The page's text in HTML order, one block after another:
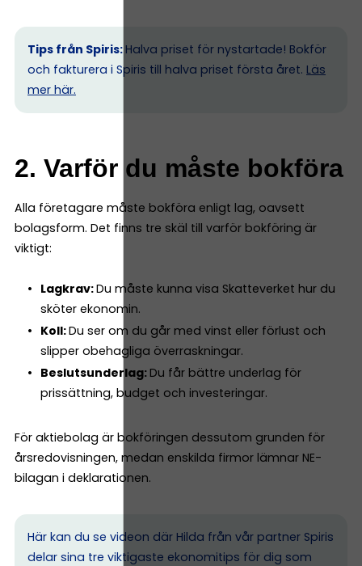
Tips från Spiris: Halva priset för nystartade! Bokför
och fakturera i Spiris till halva priset första året. Läs
mer här.
2. Varför du måste bokföra
Alla företagare måste bokföra enligt lag, oavsett
bolagsform. Det finns tre skäl till varför bokföring är
viktigt:
Lagkrav:Du måste kunna visa Skatteverket hur du
sköter ekonomin.
Koll:Du ser om du går med vinst eller förlust och
slipper obehagliga överraskningar.
Beslutsunderlag: Du får bättre underlag för
prissättning, budget och investeringar.
För aktiebolag är bokföringen dessutom grunden för
årsredovisningen, medan enskilda firmor lämnar NE-
bilagan i deklarationen.
Här kan du se videon där Hilda från vår partner Spiris
delar sina tre viktigaste ekonomitips för dig som